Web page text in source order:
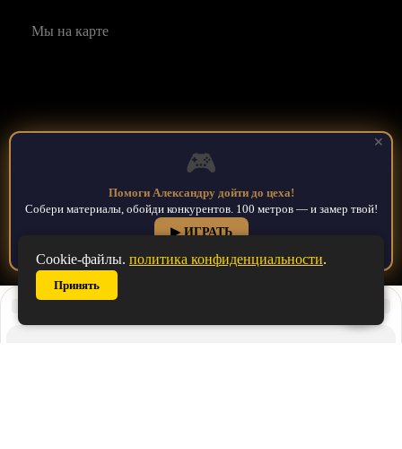
Мы на карте
Мебельные решения: Кухни, шкафы купе, гардеробные, детские и
Cookie-файлы. политика конфиденциальности.
Принять
🎮
Помоги Александру дойти до цеха!
Собери материалы, обойди конкурентов. 100 метров — и замер твой!
▶ ИГРАТЬ
✕